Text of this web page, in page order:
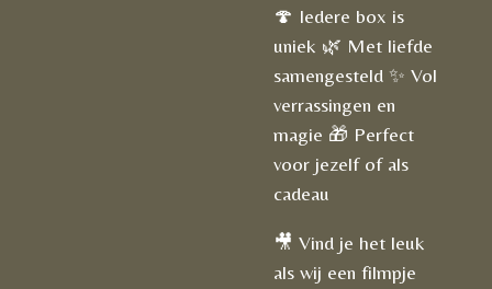
🍄 Iedere box is
uniek 🌿 Met liefde
samengesteld ✨ Vol
verrassingen en
magie 🎁 Perfect
voor jezelf of als
cadeau
🎥 Vind je het leuk
als wij een filmpje